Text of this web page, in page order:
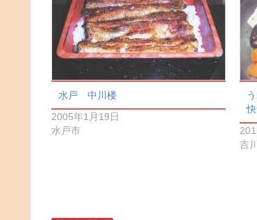
水戸 中川楼
2005年1月19日
水戸市
吉